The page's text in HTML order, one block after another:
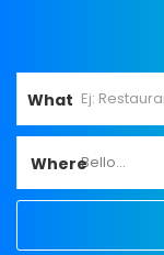
What
WhereBello...